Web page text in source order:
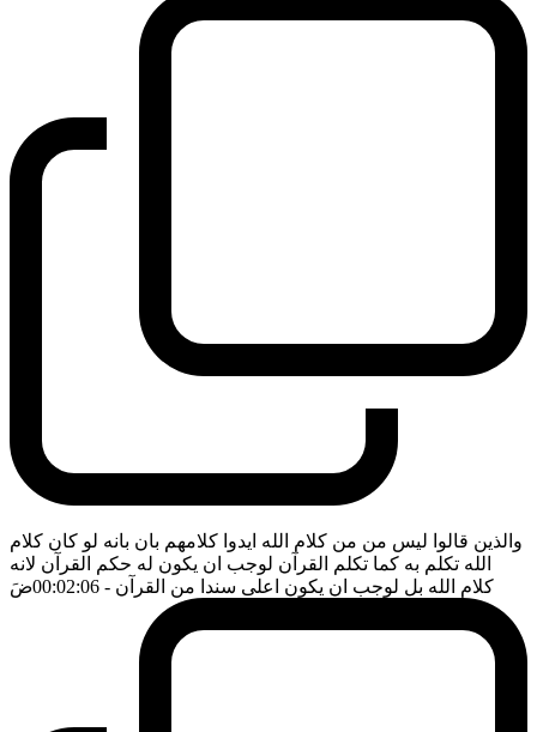
والذين قالوا ليس من من كلام الله ايدوا كلامهم بان بانه لو كان كلام
الله تكلم به كما تكلم القرآن لوجب ان يكون له حكم القرآن لانه
كلام الله بل لوجب ان يكون اعلى سندا من القرآن - 00:02:06 ضَ